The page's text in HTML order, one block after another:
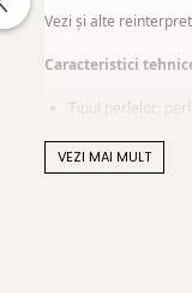
Vezi și alte
Caracteristici
Tipul perlelor:
Calitate perle: AAA
VEZI MAI MULT